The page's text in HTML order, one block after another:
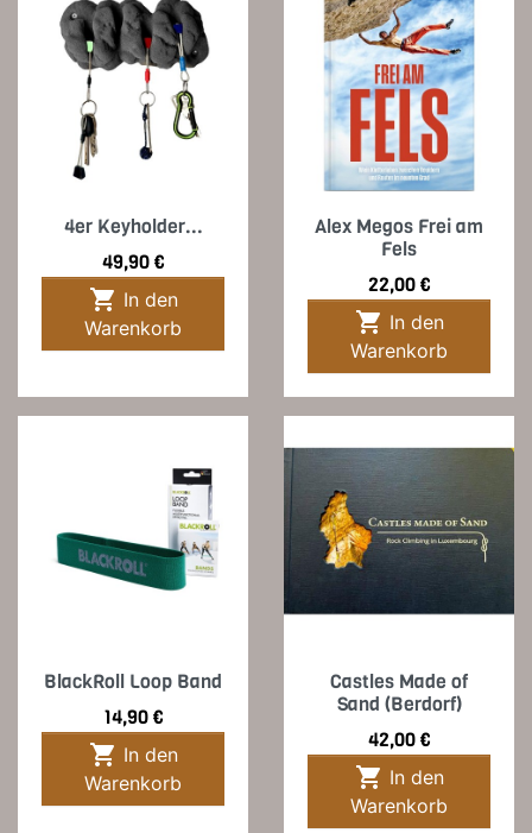
4er Keyholder...
Preis
49,90 €

Warenkorb
Alex Megos Frei am
Fels
Preis
22,00 €

Warenkorb
BlackRoll Loop Band
Preis
14,90 €

Warenkorb
Castles Made of
Sand (Berdorf)
Preis
42,00 €

Warenkorb